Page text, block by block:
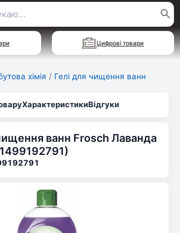
Цифрові товари
хімія / Гелі для чищення ванн
ХарактеристикиВідгуки
ванн Frosch Лаванда